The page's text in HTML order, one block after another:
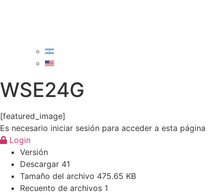
WSE24G
[featured_image]
Es necesario iniciar sesión para acceder a esta página
Login
Versión
Descargar 41
Tamaño del archivo 475.65 KB
Recuento de archivos 1